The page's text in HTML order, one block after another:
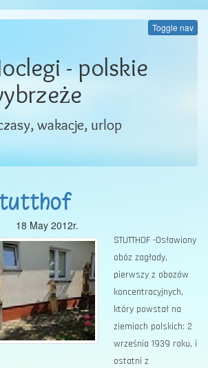
Toggle nav
- polskie
wakacje, urlop
18 May 2012r.
STUTTHOF -Osławiony
obóz zagłady,
pierwszy z obozów
koncentracyjnych,
który powstał na
ziemiach polskich: 2
września 1939 roku, i
ostatni z